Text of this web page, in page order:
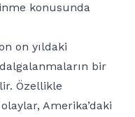
konusunda
on yıldaki
bir
Özellikle
Amerika’daki